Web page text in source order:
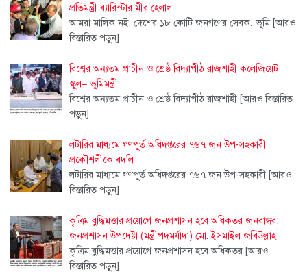
প্রতিমন্ত্রী ব্যারিস্টার মীর হেলাল
আমরা মালিক নই, দেশের ১৮ কোটি জনগণের সেবক: ভূমি [আরও
বিস্তারিত পড়ুন]
বিশ্বের অন্যতম প্রাচীন ও শ্রেষ্ঠ বিদ্যাপীঠ রাজশাহী কলেজিয়েট
স্কুল– ভূমিমন্ত্রী
বিশ্বের অন্যতম প্রাচীন ও শ্রেষ্ঠ বিদ্যাপীঠ রাজশাহী [আরও বিস্তারিত
পড়ুন]
লটারির মাধ্যমে গণপূর্ত অধিদপ্তরের ৭৬৭ জন উপ-সহকারী
প্রকৌশলীকে বদলি
লটারির মাধ্যমে গণপূর্ত অধিদপ্তরের ৭৬৭ জন উপ-সহকারী [আরও
বিস্তারিত পড়ুন]
কৃত্রিম বুদ্ধিমত্তার প্রয়োগে জনপ্রশাসন হবে অধিকতর জনবান্ধব:
জনপ্রশাসন উপদেষ্টা (মন্ত্রীপদমর্যাদা) মো. ইসমাইল জবিউল্লাহ
কৃত্রিম বুদ্ধিমত্তার প্রয়োগে জনপ্রশাসন হবে অধিকতর [আরও
বিস্তারিত পড়ুন]